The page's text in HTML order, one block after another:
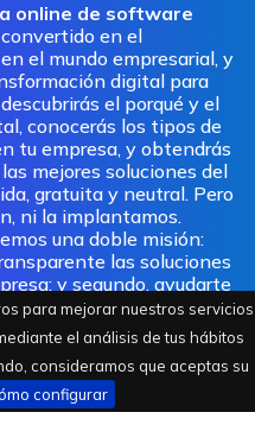
para mejorar nuestros servicios
el análisis de tus hábitos
consideramos que aceptas su
configurar
online de software
en el
el mundo empresarial, y
digital para
el porqué y el
conocerás los tipos de
tu empresa, y obtendrás
mejores soluciones del
gratuita y neutral. Pero
ni la implantamos.
una doble misión:
las soluciones
y segundo, ayudarte
que
del trabajo cada vez